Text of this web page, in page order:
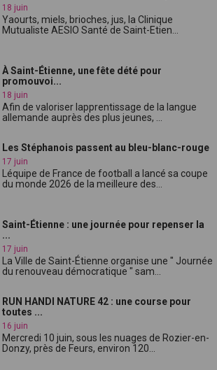
18 juin
Yaourts, miels, brioches, jus, la Clinique
Mutualiste AESIO Santé de Saint-Etien...
À Saint-Étienne, une fête dété pour
promouvoi...
18 juin
Afin de valoriser lapprentissage de la langue
allemande auprès des plus jeunes, ...
Les Stéphanois passent au bleu-blanc-rouge
17 juin
Léquipe de France de football a lancé sa coupe
du monde 2026 de la meilleure des...
Saint-Étienne : une journée pour repenser la
...
17 juin
La Ville de Saint-Étienne organise une " Journée
du renouveau démocratique " sam...
RUN HANDI NATURE 42 : une course pour
toutes ...
16 juin
Mercredi 10 juin, sous les nuages de Rozier-en-
Donzy, près de Feurs, environ 120...